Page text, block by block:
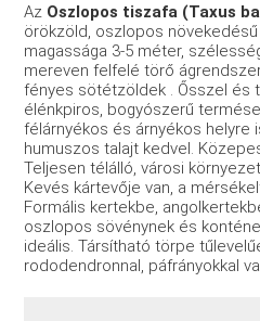
Az Oszlopos tiszafa (Taxus
örökzöld, oszlopos
magassága 3-5 méter,
mereven felfelé törő
fényes sötétzöldek . Ősszel és
élénkpiros, bogyószerű
félárnyékos és árnyékos helyre
humuszos talajt kedvel.
Teljesen télálló, városi
Kevés kártevője van, a
Formális kertekbe,
oszlopos sövénynek és
ideális. Társítható törpe
rododendronnal, páfrányokkal